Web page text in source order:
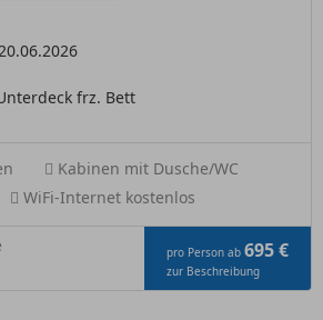
frz. Bett
Kabinen mit Dusche/WC
WiFi-Internet kostenlos
pro Person ab 695 €
zur Beschreibung